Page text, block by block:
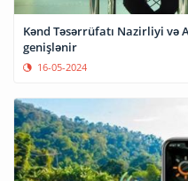
Kənd Təsərrüfatı Nazirliyi və
genişlənir
16-05-2024